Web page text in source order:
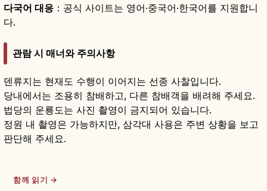
다국어 대응 ：공식 사이트는 영어·중국어·한국어를 지원합니
다.
관람 시 매너와 주의사항
덴류지는 현재도 수행이 이어지는 선종 사찰입니다.
당내에서는 조용히 참배하고, 다른 참배객을 배려해 주세요.
법당의 운룡도는 사진 촬영이 금지되어 있습니다.
정원 내 촬영은 가능하지만, 삼각대 사용은 주변 상황을 보고
판단해 주세요.
함께 읽기 →